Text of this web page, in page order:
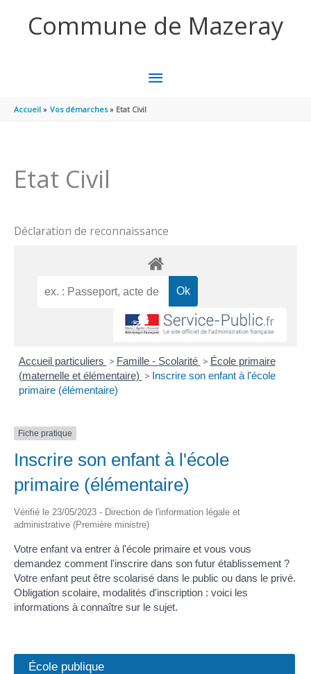
Commune de Mazeray
MENU
PRINCIPAL
Accueil Vos démarches Etat Civil
Etat Civil
Déclaration de reconnaissance
Accueil particuliers > Famille - Scolarité > École primaire
(maternelle et élémentaire) > Inscrire son enfant à l'école
primaire (élémentaire)
Fiche pratique
Inscrire son enfant à l'école
primaire (élémentaire)
Vérifié le 23/05/2023 - Direction de l'information légale et
administrative (Première ministre)
Votre enfant va entrer à l'école primaire et vous vous
demandez comment l'inscrire dans son futur établissement ?
Votre enfant peut être scolarisé dans le public ou dans le privé.
Obligation scolaire, modalités d'inscription : voici les
informations à connaître sur le sujet.
École publique